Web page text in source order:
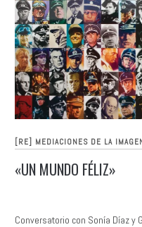
[RE] MEDIACIONES DE LA
«UN MUNDO FÉLIZ»
Conversatorio con Sonía Díaz y